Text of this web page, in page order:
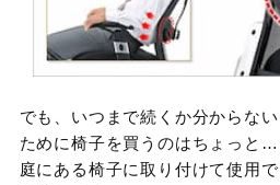
でも、いつまで続くか分からな
ために椅子を買うのはちょっと
庭にある椅子に取り付けて使用で